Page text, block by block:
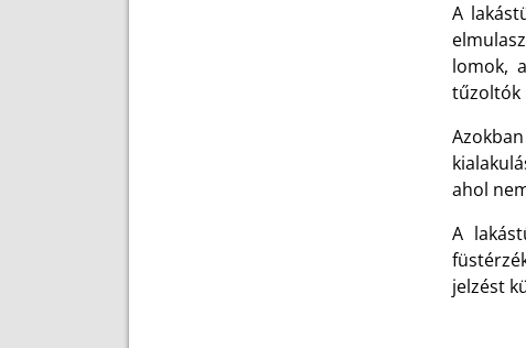
A
lomok,
tűzoltók
ahol
A
jelzést